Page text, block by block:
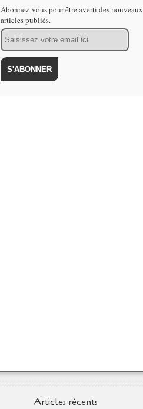
Abonnez-vous pour être averti des nouveaux
articles publiés.
Email
Articles récents